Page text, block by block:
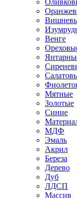
Венге
Мятные
Золотые
Синие
МДФ
Эмаль
Акрил
Береза
Дерево
Дуб
ЛДСП
Массив